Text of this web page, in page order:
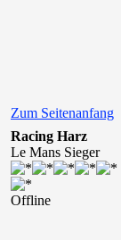
Zum Seitenanfang
Racing Harz
Le Mans Sieger
Offline